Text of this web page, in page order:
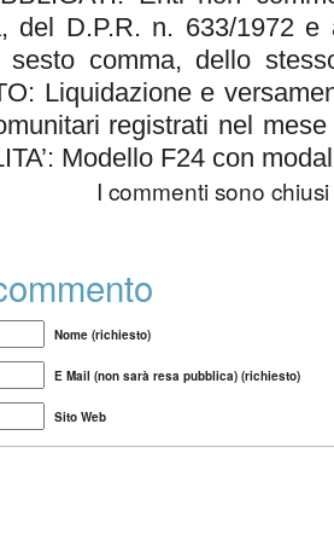
del D.P.R. n. 633/1972 e
sesto comma, dello
Liquidazione e
registrati nel
Modello F24 con
I commenti sono chiusi
Nome (richiesto)
E Mail (non sarà resa pubblica) (richiesto)
Sito Web